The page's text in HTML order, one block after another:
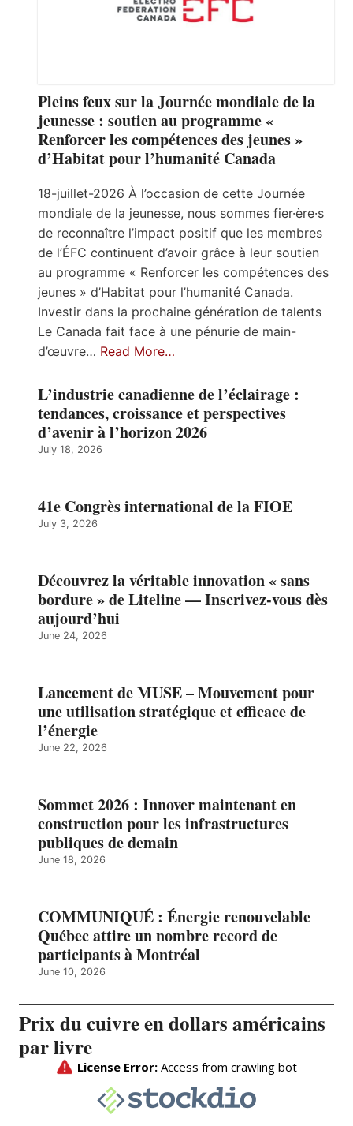
Pleins feux sur la Journée mondiale de la
jeunesse : soutien au programme «
Renforcer les compétences des jeunes »
d’Habitat pour l’humanité Canada
18-juillet-2026 À l’occasion de cette Journée
mondiale de la jeunesse, nous sommes fier·ère·s
de reconnaître l’impact positif que les membres
de l’ÉFC continuent d’avoir grâce à leur soutien
au programme « Renforcer les compétences des
jeunes » d’Habitat pour l’humanité Canada.
Investir dans la prochaine génération de talents
Le Canada fait face à une pénurie de main-
d’œuvre… Read More…
L’industrie canadienne de l’éclairage :
tendances, croissance et perspectives
d’avenir à l’horizon 2026
July 18, 2026
41e Congrès international de la FIOE
July 3, 2026
Découvrez la véritable innovation « sans
bordure » de Liteline — Inscrivez-vous dès
aujourd’hui
June 24, 2026
Lancement de MUSE – Mouvement pour
une utilisation stratégique et efficace de
l’énergie
June 22, 2026
Sommet 2026 : Innover maintenant en
construction pour les infrastructures
publiques de demain
June 18, 2026
COMMUNIQUÉ : Énergie renouvelable
Québec attire un nombre record de
participants à Montréal
June 10, 2026
Prix du cuivre en dollars américains
par livre